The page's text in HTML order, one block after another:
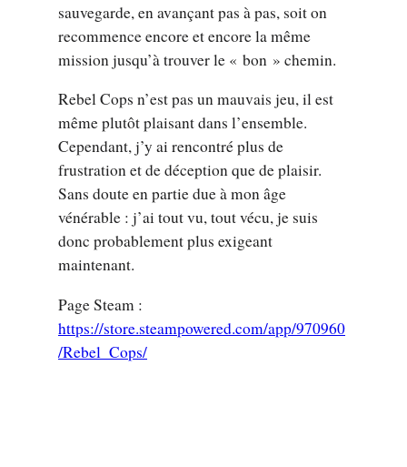
sauvegarde, en avançant pas à pas, soit on
recommence encore et encore la même
mission jusqu’à trouver le « bon » chemin.
Rebel Cops n’est pas un mauvais jeu, il est
même plutôt plaisant dans l’ensemble.
Cependant, j’y ai rencontré plus de
frustration et de déception que de plaisir.
Sans doute en partie due à mon âge
vénérable : j’ai tout vu, tout vécu, je suis
donc probablement plus exigeant
maintenant.
Page Steam :
https://store.steampowered.com/app/970960
/Rebel_Cops/